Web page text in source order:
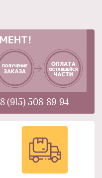
8 (915) 508-89-94